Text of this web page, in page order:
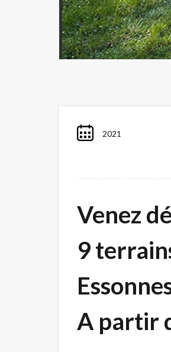
2021
Venez
9
A partir